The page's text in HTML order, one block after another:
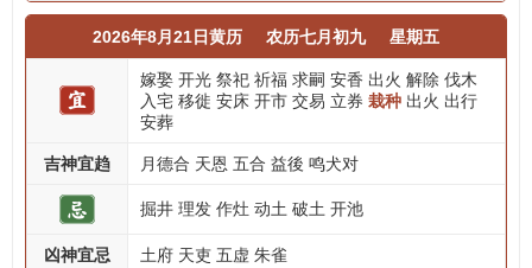
2026年8月21日黄历 农历七月初九 星期五
嫁娶 开光 祭祀 祈福 求嗣 安香 出火 解除 伐木
入宅 移徙 安床 开市 交易 立券 栽种 出火 出行
安葬
吉神宜趋 月德合 天恩 五合 益後 鸣犬对
掘井 理发 作灶 动土 破土 开池
凶神宜忌 土府 天吏 五虚 朱雀